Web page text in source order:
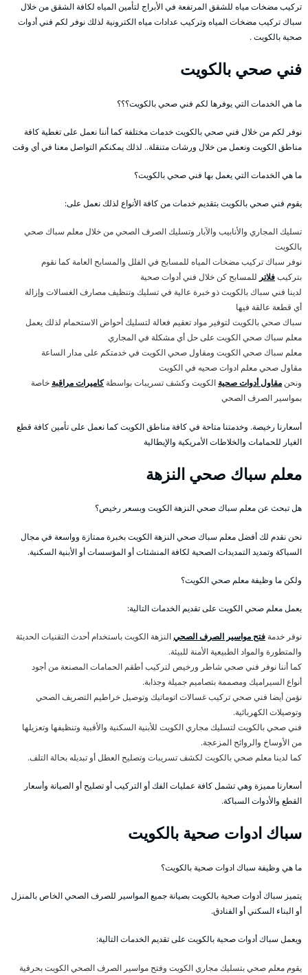
تركيب مضخات مياه للشقق المرتفعة في الأبراج لتأمين المياه لكافة الشقق من خلال
سباك تركيب مضخات المياه وتركيب عدادات مياه الكترونية لذلك نوفر لكم فني أدوات
صحية بالكويت .
فني صحي بالكويت
ما هي الخدمات التي يوفرها لكم فني صحي بالكويت؟؟؟
نوفر لكم من خلال فني صحي بالكويت خدمات مختلفة كما أننا نعمل على تغطية كافة
مناطق الكويت ونعمل من خلال ورشات متنقلة.. لذلك يمكنكم التواصل معنا في أي وقت
ما هي الخدمات التي يعمل بها فني صحي بالكويت؟
يقوم فني صحي بالكويت بتقديم خدمات من كافة الأنواع لذلك نعمل على:
تسليك المجاري والأنابيب والآبار وتسليك الصرف الصحي من خلال معلم سباك صحي
بالكويت
نوفر سباك تركيب مضخات المياه للمسابح في الفلل والمسابح العامة كما نقوم
بتركيبفلاتر للمسابح كن خلال فني أدوات صحية
لدينا فني سباك بالكويت ذو خبرة عالية في تسليك وتنظيف مصارف الغسالات وإزالة
أي قطعة عالقة فيها
سباك صحي بالكويت لتوفير مواد تعقيم فعالة لتسليك أحواض الاستحمام لذلك يعمل
معلم سباك صحي الكويت على حل أي مشكلة في المجاري
معلم سباك صحي الكويت ومقاول صحي الكويت في خدمتكم على مدار الساعة
مقاول صحي معلم ادوات صحيه في الكويت
ونحن مقاول أدوات صحية الكويت وكشف تسريبات بواسطةكاميرات مراقبة خاصة
بمواسير الصرف الصحي
أسعارنا رخيصة. وخدمتنا متاحة في كافة مناطق الكويت كما نعمل على تأمين كافة قطع
الغيار للحمامات والخلاطات الأمريكية والإيطالية
معلم سباك صحي النزهة
هل تبحث عن معلم سباك صحي النزهة الكويت وبسعر رخيص؟
نحن نقدم لك أفضل معلم سباك صحي النزهة الكويت بخبرة ممتازة وواسعة في مجال
السباكة وتمديد التمديدات الصحية لكافة المنشئات أو المؤسسات أو الأبنية السكنية.
ولكن ما وظيفة معلم صحي الكويت؟
يعمل معلم صحي الكويت على تقديم الخدمات التالية:
نوفر خدمة فتح مواسير الصرف الصحيالنزهة الكويت باستخدام أحدث التقنيات الحديثة
والمتطورة والمواد الطبيعية الأمنة للبيئة.
كما أننا نوفر فني صحي شاطر ورخيص لتركيب أطقم الحمامات المصنعة من أجود
أنواع السيراميك ومصممة بتصاميم جميلة وجذابة.
نؤمن أيضا فني صحي تركيب غسالات اتوماتيك وتوصيل خراطيم التصريف الصحي
وتوصيلات الكهربائية.
فني صحي بالكويت لتسليك مجاري الكويت للأبنية السكنية والأقبية وتنظيفها وتعزيلها
من الأوساخ والروائح المزعجة.
كما لدينا معلم صحي بالكويت لكشف تسريبات وتصليح العطل أو تبديله بحالة التلف.
أسعارنا مميزة وهي تشمل كافة عمليات الفك أو التركيب أو تصليح أو الصيانة وأسعار
القطع والأدوات السباكة.
سباك ادوات صحية بالكويت
ما هي وظيفة سباك ادوات صحية بالكويت؟
يتميز سباك أدوات صحية بالكويت بصيانة جميع المواسير للصرف الصحي الخاص بالمنزل
أو البناء السكني أو الفنادق.
ويعمل سباك أدوات صحية بالكويت على تقديم الخدمات التالية:
يقوم معلم صحي بتسليك مجاري الكويت وفتح مواسير الصرف الصحي الكويت بحرفية